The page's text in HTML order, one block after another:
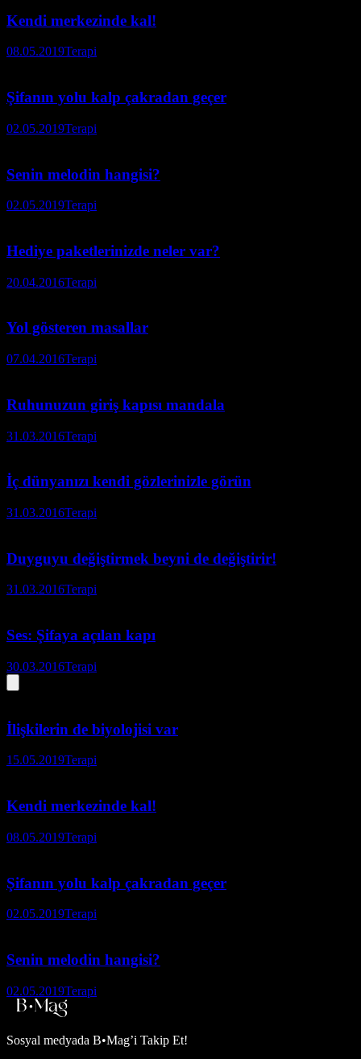
Kendi merkezinde kal!
08.05.2019Terapi
Şifanın yolu kalp çakradan geçer
02.05.2019Terapi
Senin melodin hangisi?
02.05.2019Terapi
Hediye paketlerinizde neler var?
20.04.2016Terapi
Yol gösteren masallar
07.04.2016Terapi
Ruhunuzun giriş kapısı mandala
31.03.2016Terapi
İç dünyanızı kendi gözlerinizle görün
31.03.2016Terapi
Duyguyu değiştirmek beyni de değiştirir!
31.03.2016Terapi
Ses: Şifaya açılan kapı
30.03.2016Terapi
İlişkilerin de biyolojisi var
15.05.2019Terapi
Kendi merkezinde kal!
08.05.2019Terapi
Şifanın yolu kalp çakradan geçer
02.05.2019Terapi
Senin melodin hangisi?
02.05.2019Terapi
Sosyal medyada B•Mag’i Takip Et!